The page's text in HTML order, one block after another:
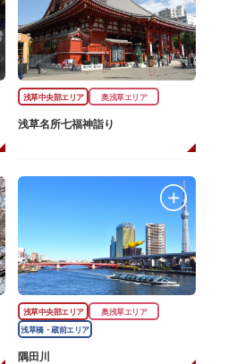
浅草中央部エリア 奥浅草エリア
浅草名所七福神詣り
浅草中央部エリア
奥浅草エリア
浅草橋・蔵前エリア
隅田川